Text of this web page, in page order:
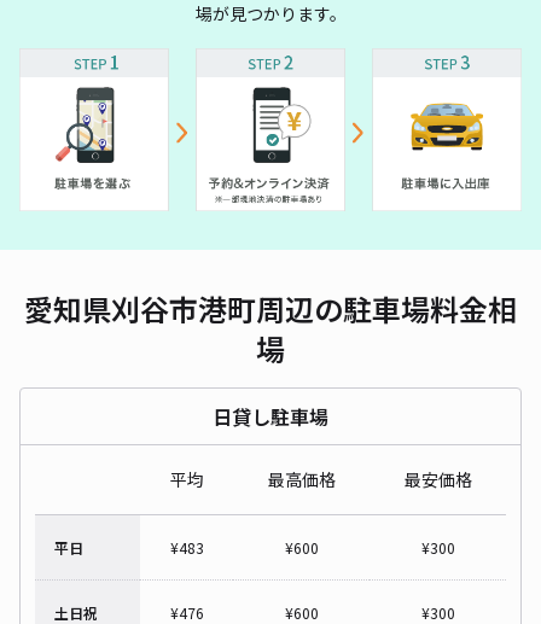
場が見つかります。
愛知県刈谷市港町周辺の駐車場料金相
場
日貸し駐車場
平均 最高価格 最安価格
平日 ¥483 ¥600 ¥300
土日祝 ¥476 ¥600 ¥300